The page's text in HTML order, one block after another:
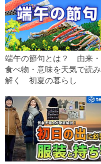
端午の節句とは？ 由来・
食べ物・意味を天気で読み
解く 初夏の暮らし